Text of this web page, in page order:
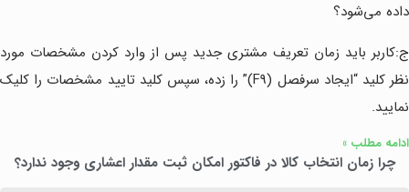
داده می‌شود؟
ج:کاربر باید زمان تعریف مشتری جدید پس از وارد کردن مشخصات مورد
نظر کلید “ایجاد سرفصل (F9)” را زده، سپس کلید تایید مشخصات را کلیک
نمایید.
ادامه مطلب »
چرا زمان انتخاب کالا در فاکتور امکان ثبت مقدار اعشاری وجود ندارد؟